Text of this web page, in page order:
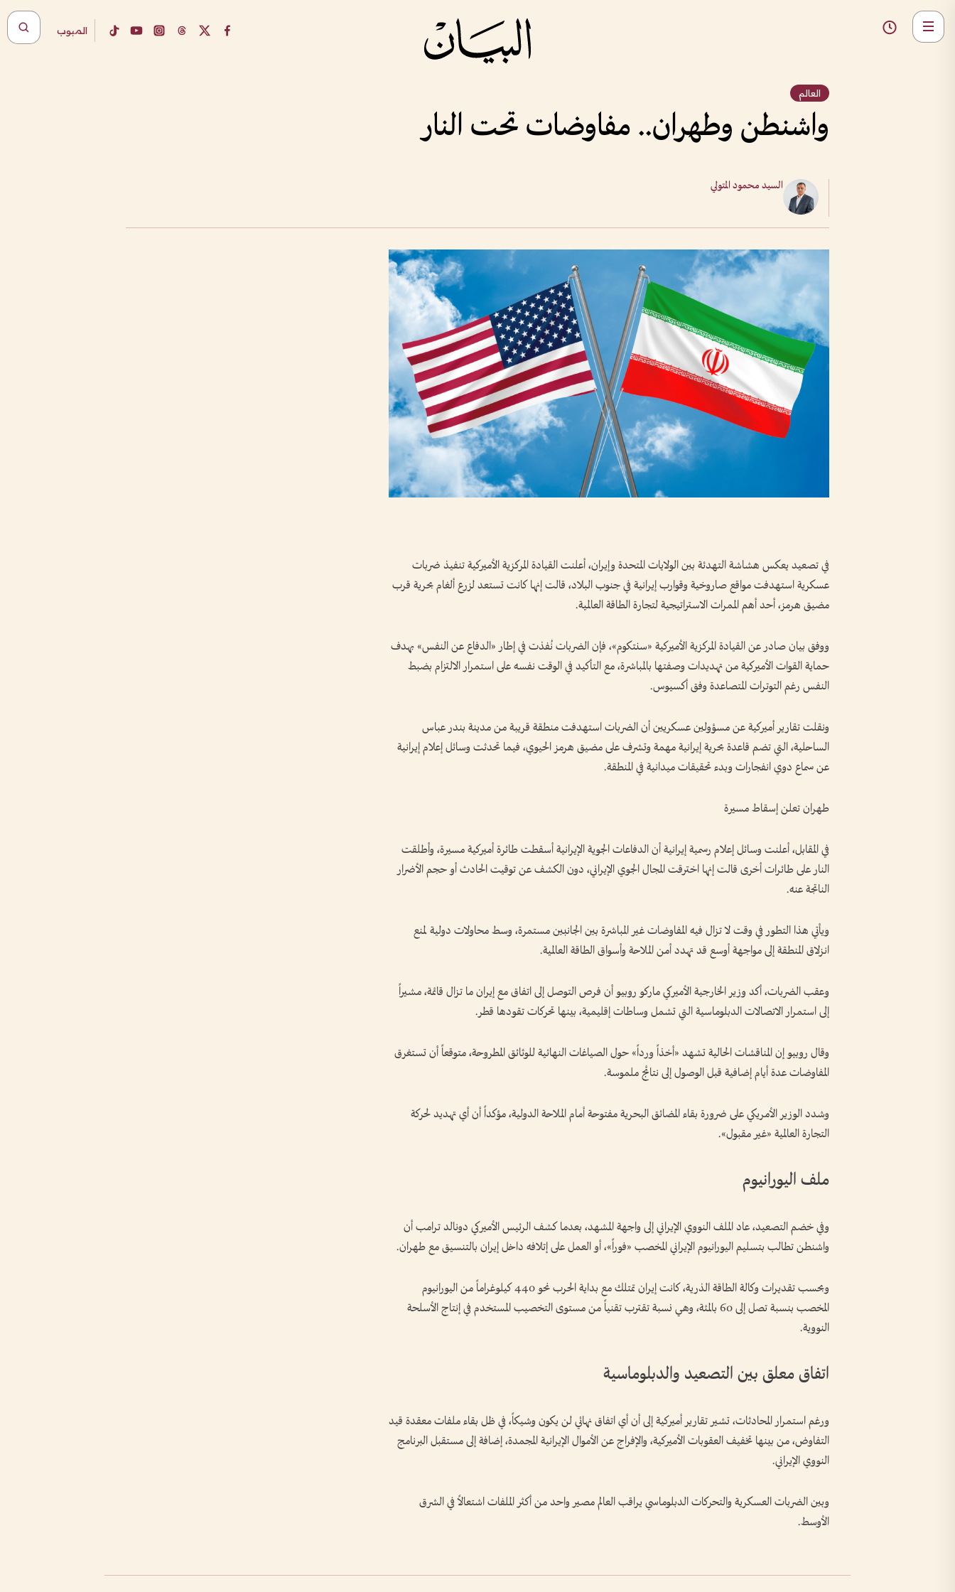
المبوب
العالم
واشنطن وطهران.. مفاوضات تحت النار
السيد محمود المتولي
في تصعيد يعكس هشاشة التهدئة بين الولايات المتحدة وإيران، أعلنت القيادة المركزية الأميركية تنفيذ ضربات
عسكرية استهدفت مواقع صاروخية وقوارب إيرانية في جنوب البلاد، قالت إنها كانت تستعد لزرع ألغام بحرية قرب
مضيق هرمز، أحد أهم الممرات الاستراتيجية لتجارة الطاقة العالمية.
ووفق بيان صادر عن القيادة المركزية الأميركية «سنتكوم»، فإن الضربات نُفذت في إطار «الدفاع عن النفس» بهدف
حماية القوات الأميركية من تهديدات وصفتها بالمباشرة، مع التأكيد في الوقت نفسه على استمرار الالتزام بضبط
النفس رغم التوترات المتصاعدة وفق أكسيوس.
ونقلت تقارير أميركية عن مسؤولين عسكريين أن الضربات استهدفت منطقة قريبة من مدينة بندر عباس
الساحلية، التي تضم قاعدة بحرية إيرانية مهمة وتشرف على مضيق هرمز الحيوي، فيما تحدثت وسائل إعلام إيرانية
عن سماع دوي انفجارات وبدء تحقيقات ميدانية في المنطقة.
طهران تعلن إسقاط مسيرة
في المقابل، أعلنت وسائل إعلام رسمية إيرانية أن الدفاعات الجوية الإيرانية أسقطت طائرة أميركية مسيرة، وأطلقت
النار على طائرات أخرى قالت إنها اخترقت المجال الجوي الإيراني، دون الكشف عن توقيت الحادث أو حجم الأضرار
الناتجة عنه.
ويأتي هذا التطور في وقت لا تزال فيه المفاوضات غير المباشرة بين الجانبين مستمرة، وسط محاولات دولية لمنع
انزلاق المنطقة إلى مواجهة أوسع قد تهدد أمن الملاحة وأسواق الطاقة العالمية.
وعقب الضربات، أكد وزير الخارجية الأميركي ماركو روبيو أن فرص التوصل إلى اتفاق مع إيران ما تزال قائمة، مشيراً
إلى استمرار الاتصالات الدبلوماسية التي تشمل وساطات إقليمية، بينها تحركات تقودها قطر.
وقال روبيو إن المناقشات الحالية تشهد «أخذاً ورداً» حول الصياغات النهائية للوثائق المطروحة، متوقعاً أن تستغرق
المفاوضات عدة أيام إضافية قبل الوصول إلى نتائج ملموسة.
وشدد الوزير الأمريكي على ضرورة بقاء المضائق البحرية مفتوحة أمام الملاحة الدولية، مؤكداً أن أي تهديد لحركة
التجارة العالمية «غير مقبول».
ملف اليورانيوم
وفي خضم التصعيد، عاد الملف النووي الإيراني إلى واجهة المشهد، بعدما كشف الرئيس الأميركي دونالد ترامب أن
واشنطن تطالب بتسليم اليورانيوم الإيراني المخصب «فوراً»، أو العمل على إتلافه داخل إيران بالتنسيق مع طهران.
وبحسب تقديرات وكالة الطاقة الذرية، كانت إيران تمتلك مع بداية الحرب نحو 440 كيلوغراماً من اليورانيوم
المخصب بنسبة تصل إلى 60 بالمئة، وهي نسبة تقترب تقنياً من مستوى التخصيب المستخدم في إنتاج الأسلحة
النووية.
اتفاق معلق بين التصعيد والدبلوماسية
ورغم استمرار المحادثات، تشير تقارير أميركية إلى أن أي اتفاق نهائي لن يكون وشيكاً، في ظل بقاء ملفات معقدة قيد
التفاوض، من بينها تخفيف العقوبات الأميركية، والإفراج عن الأموال الإيرانية المجمدة، إضافة إلى مستقبل البرنامج
النووي الإيراني.
وبين الضربات العسكرية والتحركات الدبلوماسي يراقب العالم مصير واحد من أكثر الملفات اشتعالاً في الشرق
الأوسط.